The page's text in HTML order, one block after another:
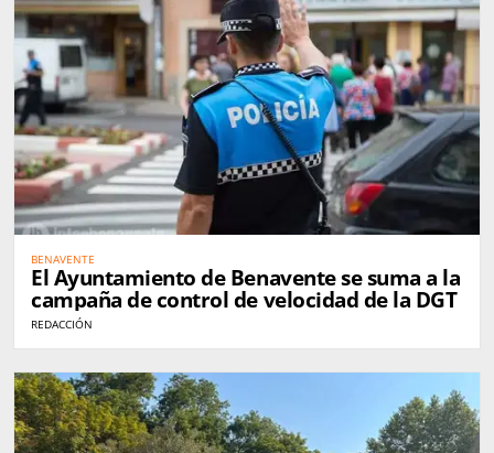
BENAVENTE
El Ayuntamiento de Benavente se suma a la
campaña de control de velocidad de la DGT
REDACCIÓN